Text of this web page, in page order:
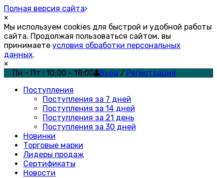
Полная версия сайта
×
Мы используем cookies для быстрой и удобной работы
сайта. Продолжая пользоваться сайтом, вы
принимаете условия обработки персональных
данных.
×
Пн - Пт : 10:00 - 18:00
Вход / Регистрация
Поступления
Поступления за 7 дней
Поступления за 14 дней
Поступления за 21 день
Поступления за 30 дней
Новинки
Торговые марки
Лидеры продаж
Сертификаты
Новости